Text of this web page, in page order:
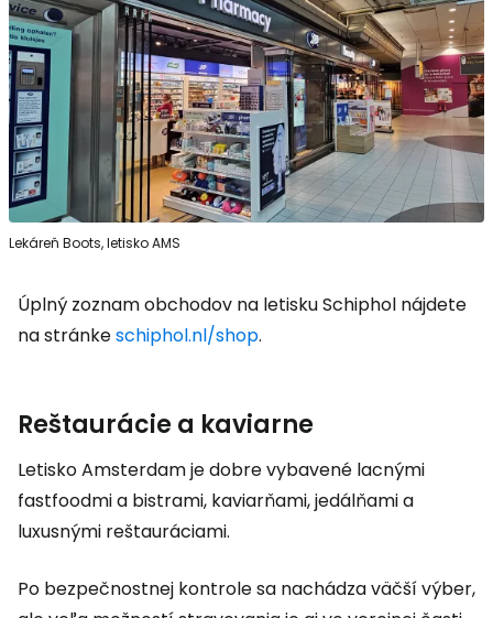
Lekáreň Boots, letisko AMS
Úplný zoznam obchodov na letisku Schiphol nájdete
na stránkeschiphol.nl/shop.
Reštaurácie a kaviarne
Letisko Amsterdam je dobre vybavené lacnými
fastfoodmi a bistrami, kaviarňami, jedálňami a
luxusnými reštauráciami.
Po bezpečnostnej kontrole sa nachádza väčší výber,